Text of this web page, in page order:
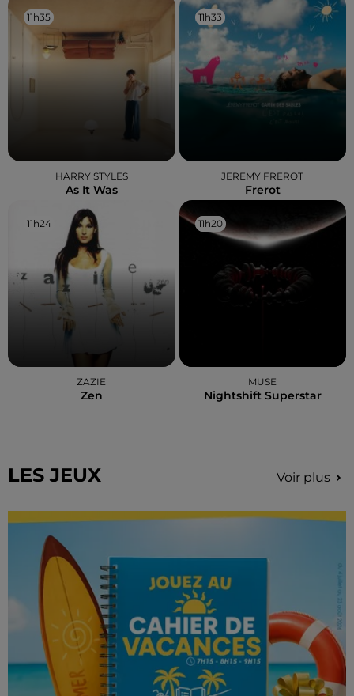
11h35
11h35
HARRY STYLES
As It Was
11h33
11h33
JEREMY FREROT
Frerot
11h24
11h24
ZAZIE
Zen
11h20
11h20
MUSE
Nightshift Superstar
LES JEUX Voir plus